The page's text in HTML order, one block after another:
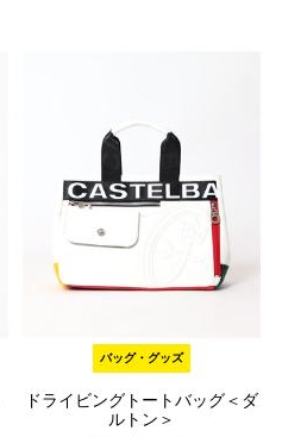
バッグ・グッズ
ドライビングトートバッグ＜ダ
ルトン＞